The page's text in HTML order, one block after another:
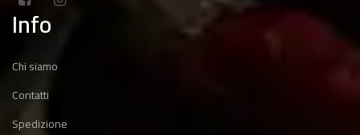
Info
Chi siamo
Contatti
Spedizione